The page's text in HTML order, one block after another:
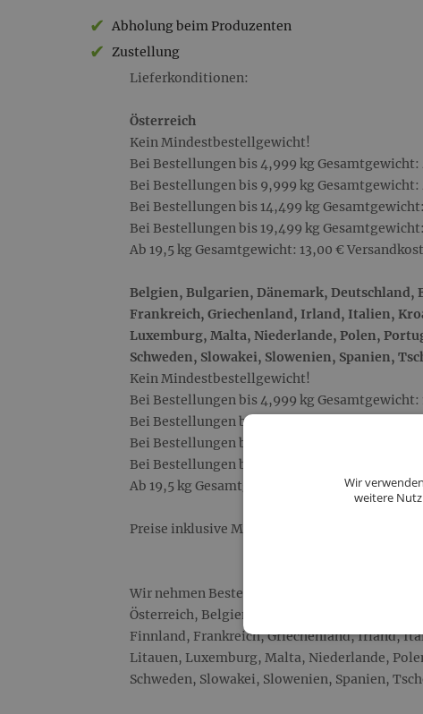
&
Lieferkonditionen
Abholung beim Produzenten
Zustellung
Lieferkonditionen:
Österreich
Kein Mindestbestellgewicht!
Bei Bestellungen bis 4,999 kg Gesamtgewicht:
Bei Bestellungen bis 9,999 kg Gesamtgewicht:
Bei Bestellungen bis 14,499 kg
Bei Bestellungen bis 19,499 kg
Ab 19,5 kg Gesamtgewicht: 13,00 €
Belgien, Bulgarien, Dänemark, Deutschland,
Frankreich, Griechenland, Irland, Italien,
Luxemburg, Malta, Niederlande, Polen,
Schweden, Slowakei, Slowenien, Spanien,
Kein Mindestbestellgewicht!
Bei Bestellungen bis 4,999 kg Gesamtgewicht:
Bei Bestellungen bis 9,999 kg Gesamtgewicht:
Bei Bestellungen bis 14,499 kg Gesamtgewicht:
Bei Bestellungen bis 19,499 kg
Ab 19,5 kg Gesamtgewicht: 18,00 €
Preise inklusive MwSt.
Wir nehmen Bestellungen ausschließlich aus
Österreich, Belgien, Bulgarien, Dänemark,
Finnland, Frankreich, Griechenland, Irland,
Litauen, Luxemburg, Malta, Niederlande,
Schweden, Slowakei, Slowenien, Spanien,
Wir
weitere